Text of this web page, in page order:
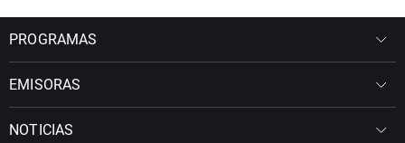
PROGRAMAS
EMISORAS
NOTICIAS